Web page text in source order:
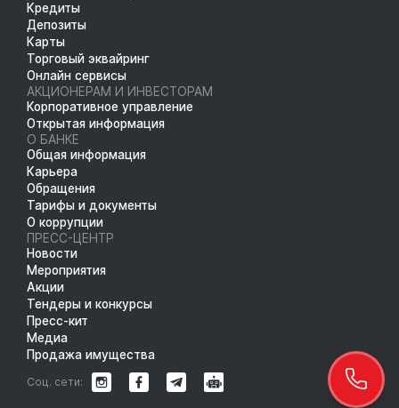
Кредиты
Депозиты
Карты
Торговый эквайринг
Онлайн сервисы
АКЦИОНЕРАМ И ИНВЕСТОРАМ
Корпоративное управление
Открытая информация
О БАНКЕ
Общая информация
Карьера
Обращения
Тарифы и документы
О коррупции
ПРЕСС-ЦЕНТР
Новости
Мероприятия
Акции
Тендеры и конкурсы
Пресс-кит
Медиа
Продажа имущества
Соц. сети: